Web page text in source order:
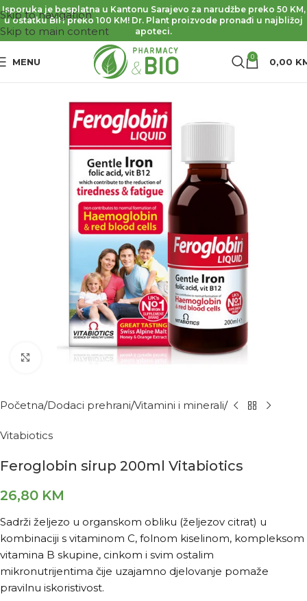
Skip to navigation
Skip to main content
Isporuka je besplatna u Kantonu Sarajevo za narudžbe preko 50 KM,
u ostatku BiH preko 100 KM! Dr. Plant proizvode pronađi u najbližoj
apoteci.
MENU 0 0,00
Kliknite za povećanje
Početna Dodaci prehrani Vitamini i minerali
Vitabiotics
Feroglobin sirup 200ml Vitabiotics
26,80 KM
Sadrži željezo u organskom obliku (željezov citrat) u
kombinaciji s vitaminom C, folnom kiselinom, kompleksom
vitamina B skupine, cinkom i svim ostalim
mikronutrijentima čije uzajamno djelovanje pomaže
pravilnu iskoristivost.